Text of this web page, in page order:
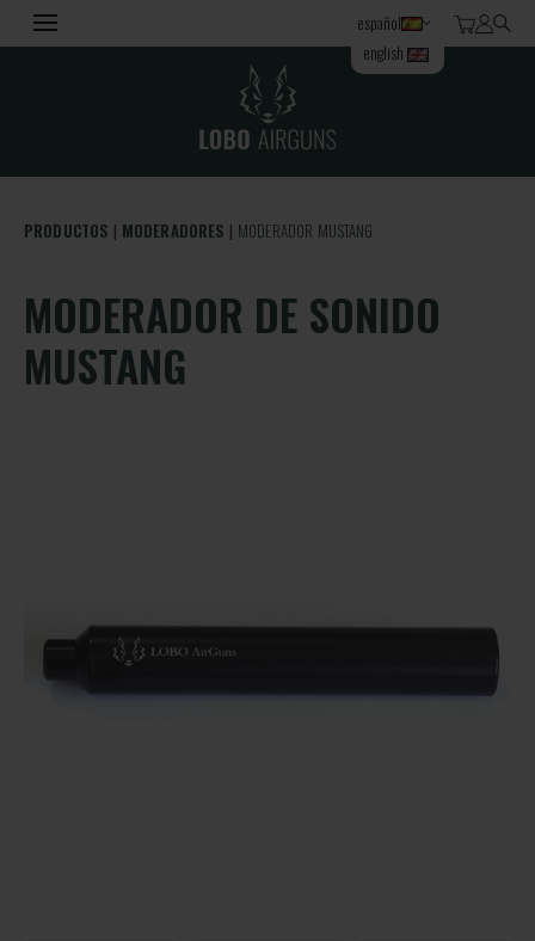
español
english
PRODUCTOS MODERADORES MODERADOR MUSTANG
MODERADOR DE SONIDO
MUSTANG